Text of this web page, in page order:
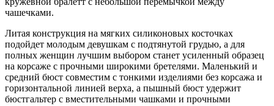
чашечками.
Литая конструкция на мягких силиконовых косточках
подойдет молодым девушкам с подтянутой грудью, а для
полных женщин лучшим выбором станет усиленный образец
на корсаже с прочными широкими бретелями. Маленький и
средний бюст совместим с тонкими изделиями без корсажа и
горизонтальной линией верха, а пышный бюст удержит
бюстгальтер с вместительными чашками и прочными